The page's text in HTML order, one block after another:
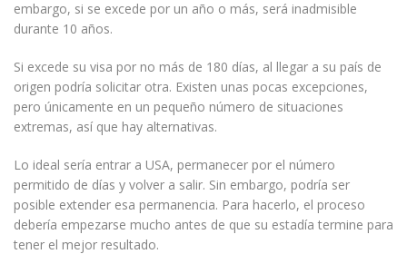
embargo, si se excede por un año o más, será inadmisible
durante 10 años.
Si excede su visa por no más de 180 días, al llegar a su país de
origen podría solicitar otra. Existen unas pocas excepciones,
pero únicamente en un pequeño número de situaciones
extremas, así que hay alternativas.
Lo ideal sería entrar a USA, permanecer por el número
permitido de días y volver a salir. Sin embargo, podría ser
posible extender esa permanencia. Para hacerlo, el proceso
debería empezarse mucho antes de que su estadía termine para
tener el mejor resultado.